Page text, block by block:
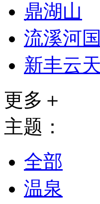
鼎湖山
流溪河
新丰云
更多＋
主题：
全部
温泉